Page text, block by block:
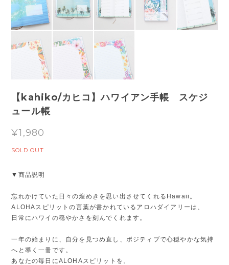
【kahiko/カヒコ】ハワイアン手帳 スケジ
ュール帳
¥1,980
SOLD OUT
▼商品説明
忘れかけていた日々の煌めきを思い出させてくれるHawaii。
ALOHAスピリットの言葉が書かれているアロハダイアリーは、
日常にハワイの穏やかさを刻んでくれます。
一年の始まりに、自分を見つめ直し、ポジティブで心穏やかな気持
へと導く一冊です。
あなたの毎日にALOHAスピリットを。